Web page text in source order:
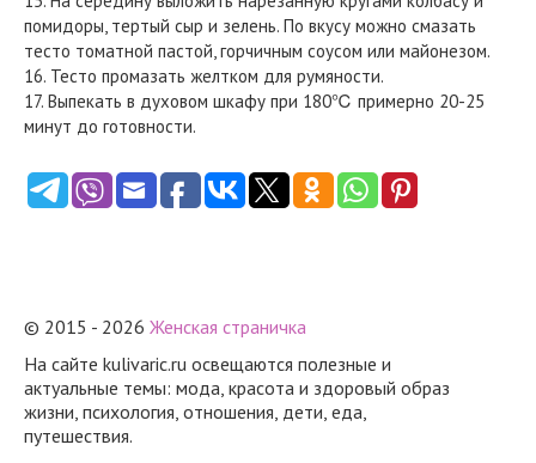
помидоры, тертый сыр и зелень. По вкусу можно смазать
тесто томатной пастой, горчичным соусом или майонезом.
16. Тесто промазать желтком для румяности.
17. Выпекать в духовом шкафу при 180℃ примерно 20-25
минут до готовности.
© 2015 - 2026 Женская страничка
На сайте kulivaric.ru освещаются полезные и
актуальные темы: мода, красота и здоровый образ
жизни, психология, отношения, дети, еда,
путешествия.